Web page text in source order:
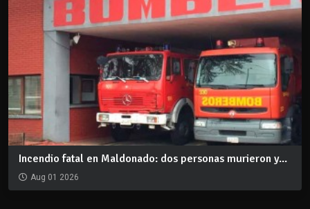
Incendio fatal en Maldonado: dos personas murieron y...
Aug 01 2026